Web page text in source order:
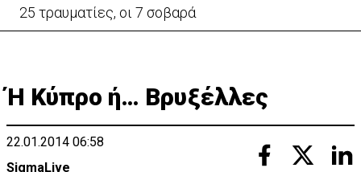
25 τραυματίες, οι 7 σοβαρά
Ή Κύπρο ή… Βρυξέλλες
22.01.2014 06:58
SigmaLive